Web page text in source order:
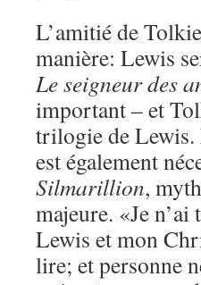
L’amitié de
manière: Lewis
Leseigneur des
important ­– et
trilogie de Lewis.
est également
Silmarillion,
majeure. «Je
Lewis et mon
lire; et personne